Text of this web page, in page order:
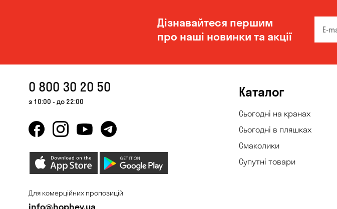
Дізнавайтеся першим
про наші новинки та акції
0 800 30 20 50
з 10:00 - до 22:00
Для комерційних пропозицій
Каталог
Сьогодні на кранах
Сьогодні в пляшках
Смаколики
Супутні товари